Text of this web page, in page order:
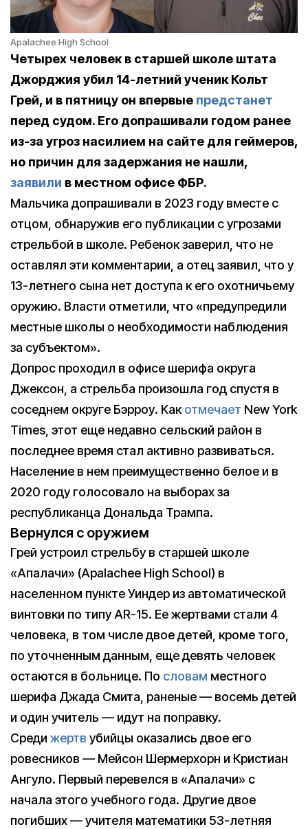
Apalachee High School
Четырех человек в старшей школе штата
Джорджия убил 14-летний ученик Кольт
Грей, и в пятницу он впервые предстанет
перед судом. Его допрашивали годом ранее
из-за угроз насилием на сайте для геймеров,
но причин для задержания не нашли,
заявили в местном офисе ФБР.
Мальчика допрашивали в 2023 году вместе с
отцом, обнаружив его публикации с угрозами
стрельбой в школе. Ребенок заверил, что не
оставлял эти комментарии, а отец заявил, что у
13-летнего сына нет доступа к его охотничьему
оружию. Власти отметили, что «предупредили
местные школы о необходимости наблюдения
за субъектом».
Допрос проходил в офисе шерифа округа
Джексон, а стрельба произошла год спустя в
соседнем округе Бэрроу. Какотмечает New York
Times, этот еще недавно сельский район в
последнее время стал активно развиваться.
Население в нем преимущественно белое и в
2020 году голосовало на выборах за
республиканца Дональда Трампа.
Вернулся с оружием
Грей устроил стрельбу в старшей школе
«Апалачи» (Apalachee High School) в
населенном пункте Уиндер из автоматической
винтовки по типу AR-15. Ее жертвами стали 4
человека, в том числе двое детей, кроме того,
по уточненным данным, еще девять человек
остаются в больнице. По словам местного
шерифа Джада Смита, раненые — восемь детей
и один учитель — идут на поправку.
Среди жертв убийцы оказались двое его
ровесников — Мейсон Шермерхорн и Кристиан
Ангуло. Первый перевелся в «Апалачи» с
начала этого учебного года. Другие двое
погибших — учителя математики 53-летняя